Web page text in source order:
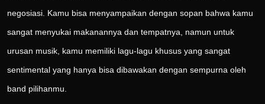
negosiasi. Kamu bisa menyampaikan dengan sopan bahwa kamu
sangat menyukai makanannya dan tempatnya, namun untuk
urusan musik, kamu memiliki lagu-lagu khusus yang sangat
sentimental yang hanya bisa dibawakan dengan sempurna oleh
band pilihanmu.